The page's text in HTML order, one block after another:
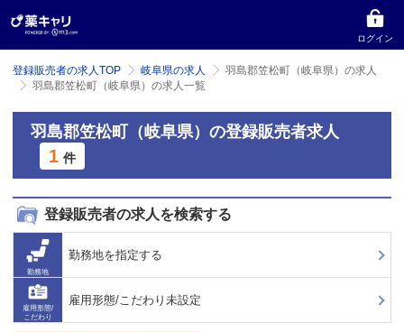
ログイン
登録販売者の求人TOP 岐阜県の求人
羽島郡笠松町（岐阜県）の求人
羽島郡笠松町（岐阜県）の求人一覧
羽島郡笠松町（岐阜県）の登録販売者求人
1 件
登録販売者の求人を検索する
勤務地
勤務地を指定する
雇用形態/
こだわり
雇用形態/こだわり未設定